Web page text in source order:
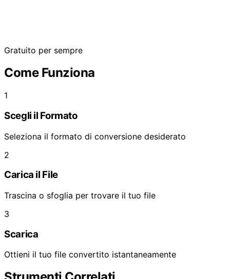
Gratuito per sempre
Come Funziona
1
Scegli il Formato
Seleziona il formato di conversione desiderato
2
Carica il File
Trascina o sfoglia per trovare il tuo file
3
Scarica
Ottieni il tuo file convertito istantaneamente